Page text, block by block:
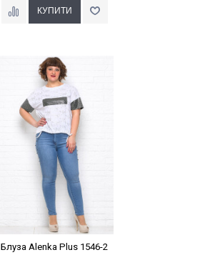
Наклейки Варіант з %
Блуза Alenka Plus 1546-2